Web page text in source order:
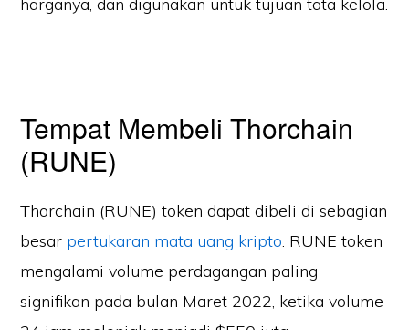
Tempat Membeli Thorchain
(RUNE)
Thorchain (RUNE) token dapat dibeli di sebagian
besar pertukaran mata uang kripto. RUNE token
mengalami volume perdagangan paling
signifikan pada bulan Maret 2022, ketika volume